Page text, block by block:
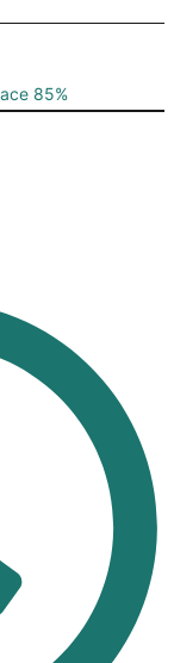
85%